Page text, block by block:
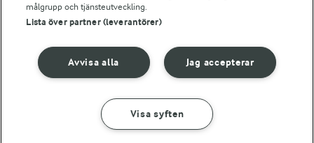
© 2026 Arla Foods
Integritetspolicy
målgrupp och tjänsteutveckling.
Lista över partner (leverantörer)
Jag accepterar
Avvisa alla
Visa syften